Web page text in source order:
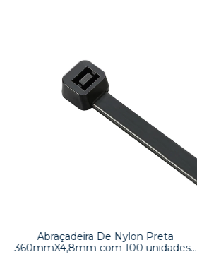
Abraçadeira De Nylon Preta
360mmX4,8mm com 100 unidades -